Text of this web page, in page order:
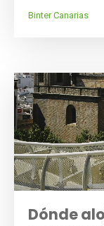
Binter Canarias
Dónde